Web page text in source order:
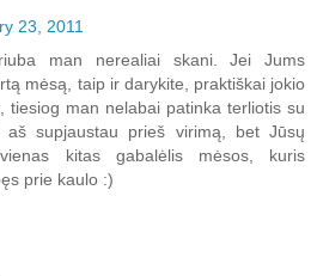
23, 2011
man nerealiai skani. Jei Jums
mėsą, taip ir darykite, praktiškai jokio
tiesiog man nelabai patinka terliotis su
supjaustau prieš virimą, bet Jūsų
kitas gabalėlis mėsos, kuris
prie kaulo :)